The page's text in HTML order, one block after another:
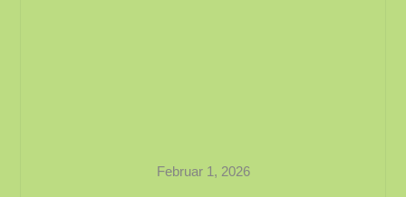
Februar 1, 2026